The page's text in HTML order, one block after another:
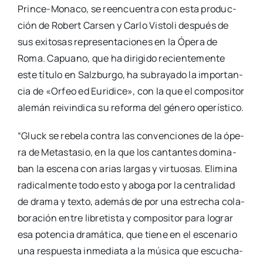
Pri­n­­ce-Mona­­co, se reen­cuen­tra con esta pro­duc­
ción de Robert Car­sen y Car­lo Vis­to­li des­pués de
sus exi­to­sas repre­sen­ta­cio­nes en la Ópe­ra de
Roma. Capuano, que ha diri­gi­do recien­te­men­te
este títu­lo en Salz­bur­go, ha sub­ra­ya­do la impor­tan­
cia de «Orfeo ed Euri­di­ce», con la que el com­po­si­tor
ale­mán rei­vin­di­ca su refor­ma del géne­ro ope­rís­ti­co.
“Gluck se rebe­la con­tra las con­ven­cio­nes de la ópe­
ra de Metas­ta­sio, en la que los can­tan­tes domi­na­
ban la esce­na con arias lar­gas y vir­tuo­sas. Eli­mi­na
radi­cal­men­te todo esto y abo­ga por la cen­tra­li­dad
de dra­ma y tex­to, ade­más de por una estre­cha cola­
bo­ra­ción entre libre­tis­ta y com­po­si­tor para lograr
esa poten­cia dra­má­ti­ca, que tie­ne en el esce­na­rio
una res­pues­ta inme­dia­ta a la músi­ca que escu­cha­